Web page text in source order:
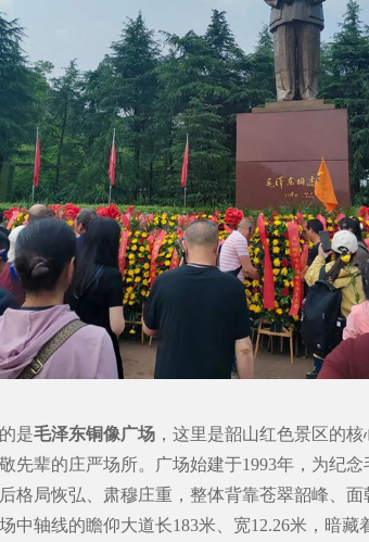
是毛泽东铜像广场，这里是韶山红色景区的
先辈的庄严场所。广场始建于1993年，为纪念
格局恢弘、肃穆庄重，整体背靠苍翠韶峰、面
中轴线的瞻仰大道长183米、宽12.26米，暗藏